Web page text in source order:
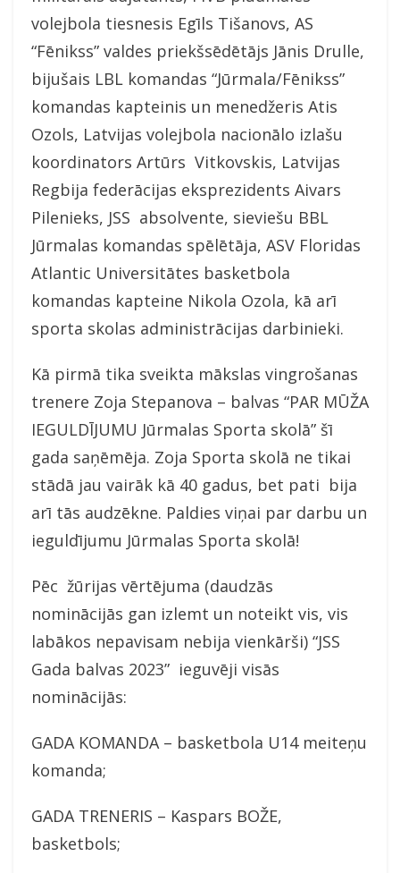
volejbola tiesnesis Egīls Tišanovs, AS
“Fēnikss” valdes priekšsēdētājs Jānis Drulle,
bijušais LBL komandas “Jūrmala/Fēnikss”
komandas kapteinis un menedžeris Atis
Ozols, Latvijas volejbola nacionālo izlašu
koordinators Artūrs Vitkovskis, Latvijas
Regbija federācijas eksprezidents Aivars
Pilenieks, JSS absolvente, sieviešu BBL
Jūrmalas komandas spēlētāja, ASV Floridas
Atlantic Universitātes basketbola
komandas kapteine Nikola Ozola, kā arī
sporta skolas administrācijas darbinieki.
Kā pirmā tika sveikta mākslas vingrošanas
trenere Zoja Stepanova – balvas “PAR MŪŽA
IEGULDĪJUMU Jūrmalas Sporta skolā” šī
gada saņēmēja. Zoja Sporta skolā ne tikai
stādā jau vairāk kā 40 gadus, bet pati bija
arī tās audzēkne. Paldies viņai par darbu un
ieguldījumu Jūrmalas Sporta skolā!
Pēc žūrijas vērtējuma (daudzās
nominācijās gan izlemt un noteikt vis, vis
labākos nepavisam nebija vienkārši) “JSS
Gada balvas 2023” ieguvēji visās
nominācijās:
GADA KOMANDA – basketbola U14 meiteņu
komanda;
GADA TRENERIS – Kaspars BOŽE,
basketbols;